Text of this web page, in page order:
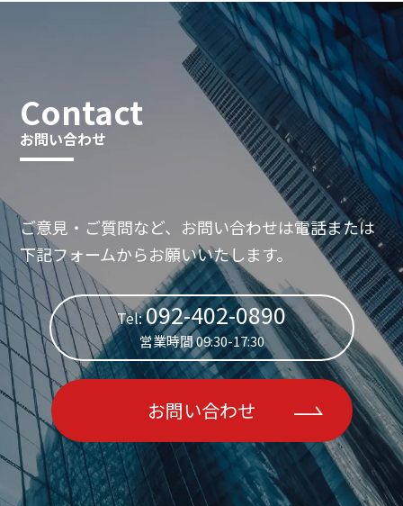
Contact
お問い合わせ
ご意見・ご質問など、お問い合わせは電話または
下記フォームからお願いいたします。
Tel:092-402-0890
営業時間 09:30-17:30
お問い合わせ